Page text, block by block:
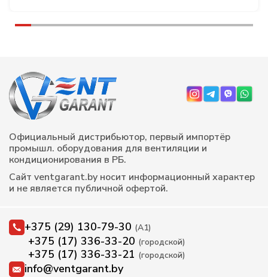
Официальный дистрибьютор, первый импортёр
промышл. оборудования для вентиляции и
кондиционирования в РБ.
Сайт ventgarant.by носит информационный характер
и не является публичной офертой.
+375 (29) 130-79-30 (А1)
+375 (17) 336-33-20 (городской)
+375 (17) 336-33-21 (городской)
info@ventgarant.by